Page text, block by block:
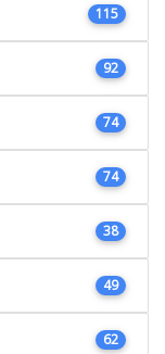
115
92
74
74
38
49
62